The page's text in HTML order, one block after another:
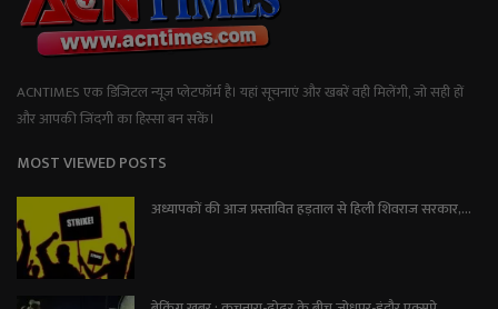
ACNTIMES एक डिजिटल न्यूज प्लेटफॉर्म है। यहां सूचनाएं और खबरें वही मिलेंगी, जो सही हों
और आपकी जिंदगी का हिस्सा बन सकें।
MOST VIEWED POSTS
अध्यापकों की आज प्रस्तावित हड़ताल से हिली शिवराज सरकार,...